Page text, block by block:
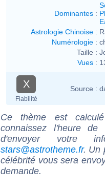
Dominantes :
Astrologie Chinoise :
Numérologie :
Taille :
Vues :
X
Fiabilité
Source :
Ce thème est
connaissez l'heure de
d'envoyer votre
stars@astrotheme.fr. Un
célébrité vous sera
demande.